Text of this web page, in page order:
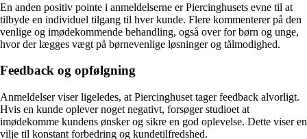
En anden positiv pointe i anmeldelserne er Piercinghusets evne til at
tilbyde en individuel tilgang til hver kunde. Flere kommenterer på den
venlige og imødekommende behandling, også over for børn og unge,
hvor der lægges vægt på børnevenlige løsninger og tålmodighed.
Feedback og opfølgning
Anmeldelser viser ligeledes, at Piercinghuset tager feedback alvorligt.
Hvis en kunde oplever noget negativt, forsøger studioet at
imødekomme kundens ønsker og sikre en god oplevelse. Dette viser en
vilje til konstant forbedring og kundetilfredshed.